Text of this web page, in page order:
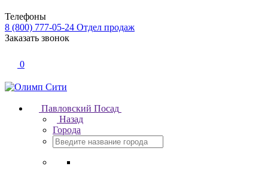
Телефоны
8 (800) 777-05-24 Отдел продаж
Заказать звонок
0
Павловский Посад
Назад
Города